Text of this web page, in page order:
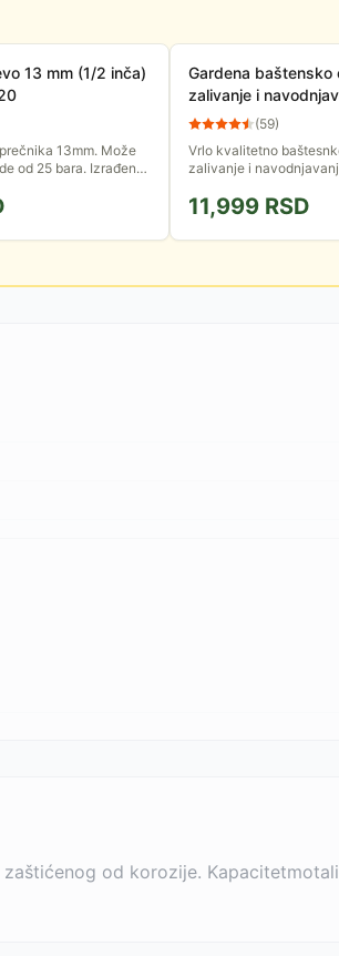
13 mm (1/2 inča)
13mm. Može
od 25 bara. Izrađeno
Gardena baštensko
zalivanje i
metara 19 mm (3/4
(59)
Vrlo kvalitetno
zalivanje i
Prečnik: 3/4 inča (19
11,999 RSD
od korozije.